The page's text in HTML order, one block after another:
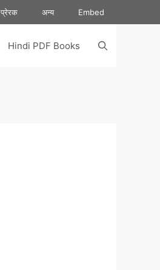
प्रेरक अन्य Embed
Hindi PDF Books